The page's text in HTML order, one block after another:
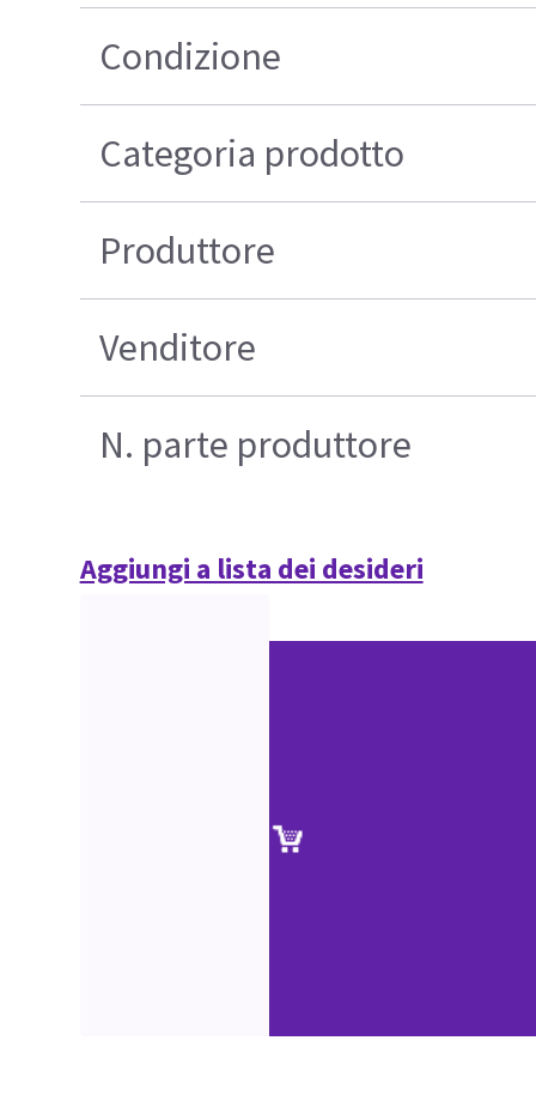
Condizione
Categoria prodotto
Produttore
Venditore
N. parte produttore
Aggiungi a lista dei desideri